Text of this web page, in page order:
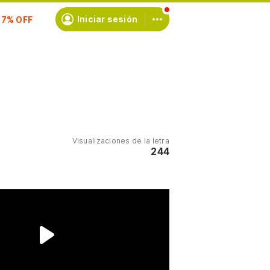
Iniciar sesión
Visualizaciones de la letra
244